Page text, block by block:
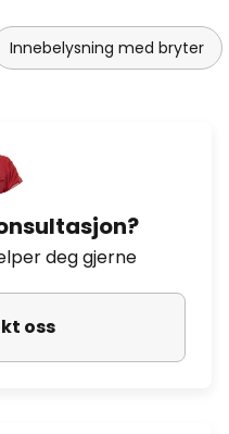
Innebelysning med bryter
deg gjerne
oss